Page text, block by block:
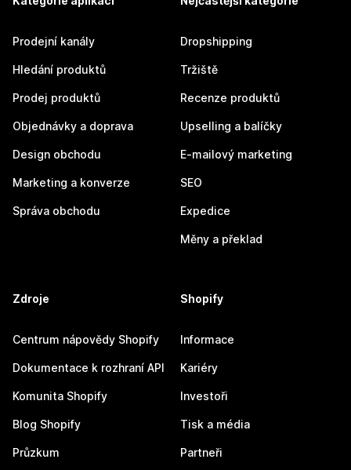
Prodejní kanály
Hledání produktů
Prodej produktů
Objednávky a doprava
Design obchodu
Marketing a konverze
Správa obchodu
Dropshipping
Tržiště
Recenze produktů
Upselling a balíčky
E-mailový marketing
SEO
Expedice
Měny a překlad
Zdroje
Centrum nápovědy Shopify
Dokumentace k rozhraní API
Komunita Shopify
Blog Shopify
Průzkum
Shopify
Informace
Kariéry
Investoři
Tisk a média
Partneři